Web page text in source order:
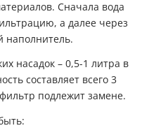
Сначала вода
а далее через
насадок – 0,5-1 литра в
составляет всего 3
подлежит замене.